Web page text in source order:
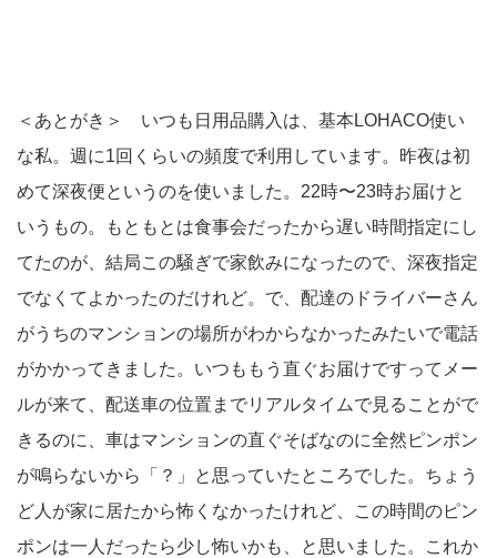
＜あとがき＞ いつも日用品購入は、基本LOHACO使い
な私。週に1回くらいの頻度で利用しています。昨夜は初
めて深夜便というのを使いました。22時〜23時お届けと
いうもの。もともとは食事会だったから遅い時間指定にし
てたのが、結局この騒ぎで家飲みになったので、深夜指定
でなくてよかったのだけれど。で、配達のドライバーさん
がうちのマンションの場所がわからなかったみたいで電話
がかかってきました。いつももう直ぐお届けですってメー
ルが来て、配送車の位置までリアルタイムで見ることがで
きるのに、車はマンションの直ぐそばなのに全然ピンポン
が鳴らないから「？」と思っていたところでした。ちょう
ど人が家に居たから怖くなかったけれど、この時間のピン
ポンは一人だったら少し怖いかも、と思いました。これか